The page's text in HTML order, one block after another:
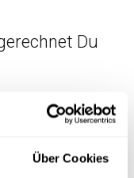
Über Cookies
Du
erwischt hat. Wir
es nur Gedanken